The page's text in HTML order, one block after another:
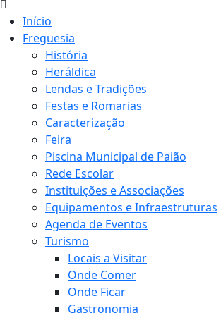
Início
Freguesia
História
Heráldica
Lendas e Tradições
Festas e Romarias
Caracterização
Feira
Piscina Municipal de Paião
Rede Escolar
Instituições e Associações
Equipamentos e Infraestruturas
Agenda de Eventos
Turismo
Locais a Visitar
Onde Comer
Onde Ficar
Gastronomia